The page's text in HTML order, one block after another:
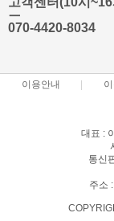
ㅡ
070-4420-8034
이용안내
대표 :
통신
주소